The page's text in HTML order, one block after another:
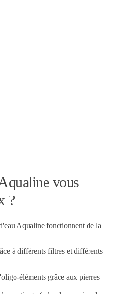
vous
?
Aqualine fonctionnent de la
à différents filtres et différents
éléments grâce aux pierres